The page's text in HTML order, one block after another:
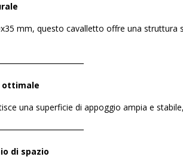
mm, questo cavalletto offre una
ottimale
una superficie di appoggio ampia e
di spazio